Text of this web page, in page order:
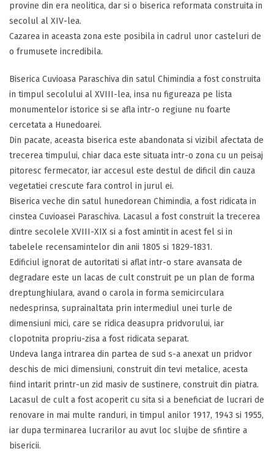
provine din era neolitica, dar si o biserica reformata construita in
secolul al XIV-lea.
Cazarea in aceasta zona este posibila in cadrul unor casteluri de
o frumusete incredibila.
Biserica Cuvioasa Paraschiva din satul Chimindia a fost construita
in timpul secolului al XVIII-lea, insa nu figureaza pe lista
monumentelor istorice si se afla intr-o regiune nu foarte
cercetata a Hunedoarei.
Din pacate, aceasta biserica este abandonata si vizibil afectata de
trecerea timpului, chiar daca este situata intr-o zona cu un peisaj
pitoresc fermecator, iar accesul este destul de dificil din cauza
vegetatiei crescute fara control in jurul ei.
Biserica veche din satul hunedorean Chimindia, a fost ridicata in
cinstea Cuvioasei Paraschiva. Lacasul a fost construit la trecerea
dintre secolele XVIII-XIX si a fost amintit in acest fel si in
tabelele recensamintelor din anii 1805 si 1829-1831.
Edificiul ignorat de autoritati si aflat intr-o stare avansata de
degradare este un lacas de cult construit pe un plan de forma
dreptunghiulara, avand o carola in forma semicirculara
nedesprinsa, suprainaltata prin intermediul unei turle de
dimensiuni mici, care se ridica deasupra pridvorului, iar
clopotnita propriu-zisa a fost ridicata separat.
Undeva langa intrarea din partea de sud s-a anexat un pridvor
deschis de mici dimensiuni, construit din tevi metalice, acesta
fiind intarit printr-un zid masiv de sustinere, construit din piatra.
Lacasul de cult a fost acoperit cu sita si a beneficiat de lucrari de
renovare in mai multe randuri, in timpul anilor 1917, 1943 si 1955,
iar dupa terminarea lucrarilor au avut loc slujbe de sfintire a
bisericii.